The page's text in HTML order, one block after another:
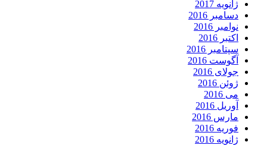
ژانویه 2017
دسامبر 2016
نوامبر 2016
اکتبر 2016
سپتامبر 2016
آگوست 2016
جولای 2016
ژوئن 2016
می 2016
آوریل 2016
مارس 2016
فوریه 2016
ژانویه 2016